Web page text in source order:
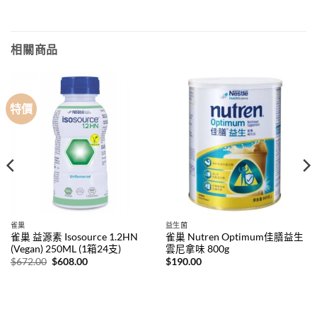
相關商品
特價
雀巢
雀巢 益源素 Isosource 1.2HN
(Vegan) 250ML (1箱24支)
$672.00 原
$608.00目
益生菌
雀巢 Nutren Optimum佳膳益生
雲尼拿味 800g
$190.00